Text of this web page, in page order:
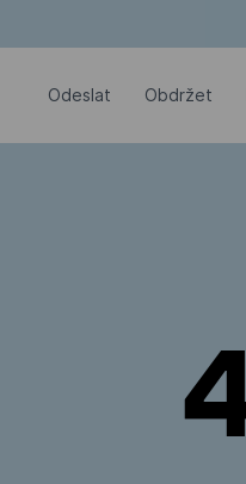
Odeslat Оbdržet